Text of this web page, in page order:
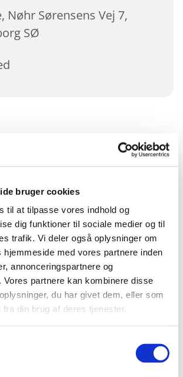
bruger cookies
til at tilpasse vores indhold og
dig funktioner til sociale medier og til
trafik. Vi deler også oplysninger om
hjemmeside med vores partnere inden
annonceringspartnere og
Vores partnere kan kombinere disse
du har givet dem, eller som
din brug af deres tjenester.
Nøhr Sørensens Vej 7,
SØ
måske også kunne